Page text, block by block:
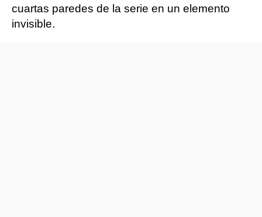
cuartas paredes de la serie en un elemento
invisible.